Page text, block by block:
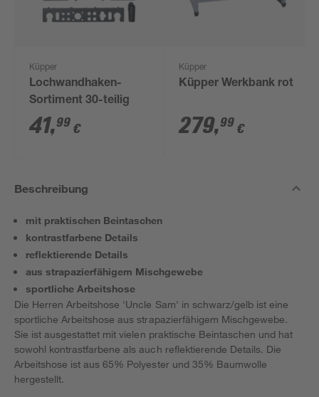
Küpper
Lochwandhaken-
Sortiment 30-teilig
41,99 €
Küpper
Küpper Werkbank rot
279,99 €
Beschreibung
mit praktischen Beintaschen
kontrastfarbene Details
reflektierende Details
aus strapazierfähigem Mischgewebe
sportliche Arbeitshose
Die Herren Arbeitshose 'Uncle Sam' in schwarz/gelb ist eine
sportliche Arbeitshose aus strapazierfähigem Mischgewebe.
Sie ist ausgestattet mit vielen praktische Beintaschen und hat
sowohl kontrastfarbene als auch reflektierende Details. Die
Arbeitshose ist aus 65% Polyester und 35% Baumwolle
hergestellt.